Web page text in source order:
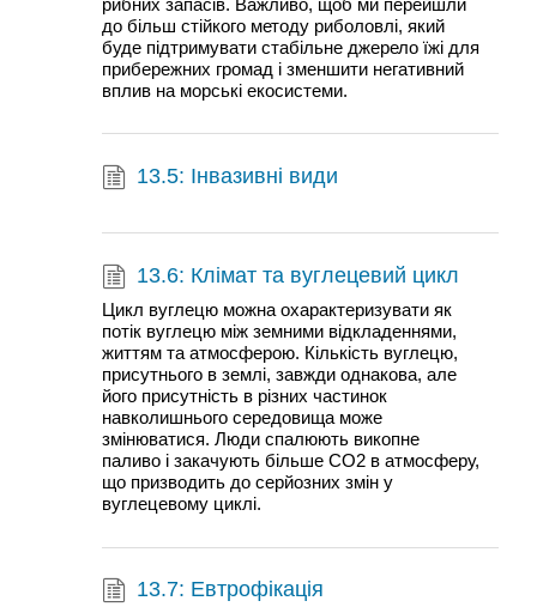
до більш стійкого методу риболовлі, який
буде підтримувати стабільне джерело їжі для
прибережних громад і зменшити негативний
вплив на морські екосистеми.
13.5: Інвазивні види
13.6: Клімат та вуглецевий цикл
Цикл вуглецю можна охарактеризувати як
потік вуглецю між земними відкладеннями,
життям та атмосферою. Кількість вуглецю,
присутнього в землі, завжди однакова, але
його присутність в різних частинок
навколишнього середовища може
змінюватися. Люди спалюють викопне
паливо і закачують більше CO2 в атмосферу,
що призводить до серйозних змін у
вуглецевому циклі.
13.7: Евтрофікація